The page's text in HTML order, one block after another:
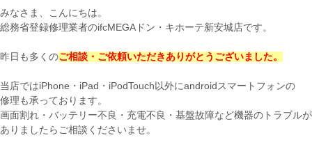
みなさま、こんにちは。
総務省登録修理業者のifcMEGAドン・キホーテ新安城店です。
昨日も多くのご相談・ご依頼いただきありがとうございました。
当店ではiPhone・iPad・iPodTouch以外にandroidスマートフォンの
修理も承っております。
画面割れ・バッテリー不良・充電不良・基盤故障など機器のトラブルが
ありましたらご相談くださいませ。